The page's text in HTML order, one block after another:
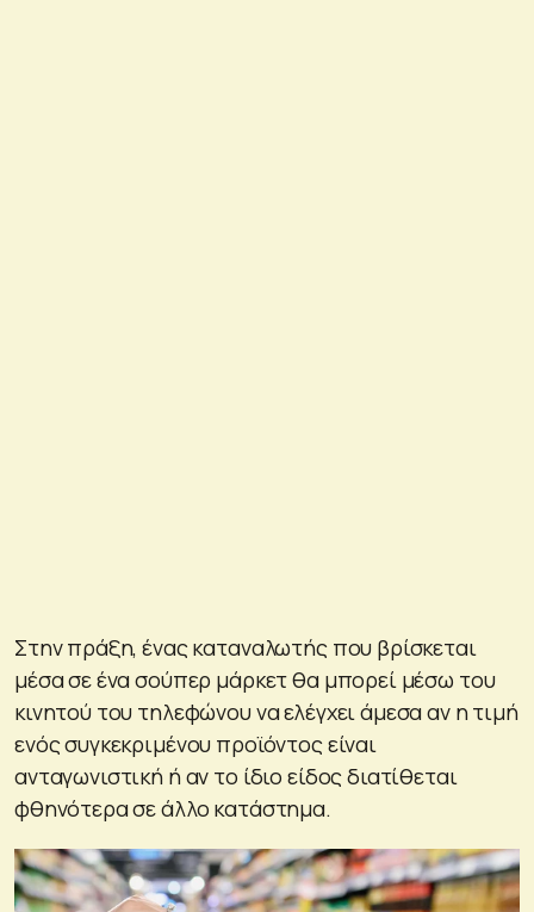
Στην πράξη, ένας καταναλωτής που βρίσκεται
μέσα σε ένα σούπερ μάρκετ θα μπορεί μέσω του
κινητού του τηλεφώνου να ελέγχει άμεσα αν η τιμή
ενός συγκεκριμένου προϊόντος είναι
ανταγωνιστική ή αν το ίδιο είδος διατίθεται
φθηνότερα σε άλλο κατάστημα.